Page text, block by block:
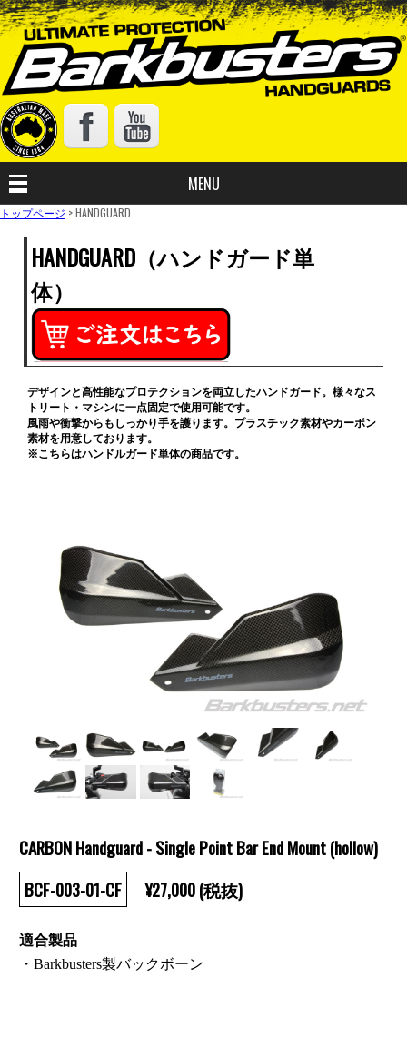
MENU
トップページ HANDGUARD
HANDGUARD（ハンドガード単
体）
デザインと高性能なプロテクションを両立したハンドガード。様々なス
トリート・マシンに一点固定で使用可能です。
風雨や衝撃からもしっかり手を護ります。プラスチック素材やカーボン
素材を用意しております。
※こちらはハンドルガード単体の商品です。
CARBON Handguard - Single Point Bar End Mount (hollow)
BCF-003-01-CF
¥27,000 (税抜)
適合製品
・Barkbusters製バックボーン